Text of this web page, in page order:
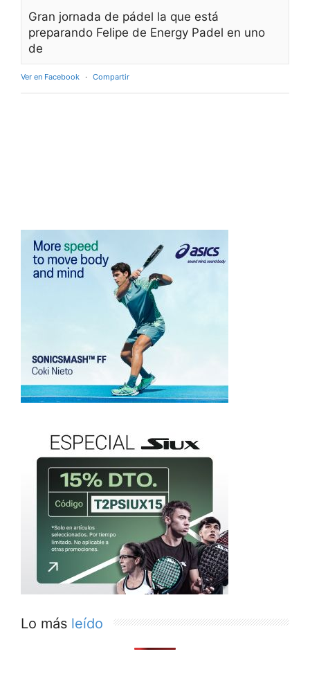
Gran jornada de pádel la que está
preparando Felipe de Energy Padel en uno
de
Ver en Facebook · Compartir
Lo más leído